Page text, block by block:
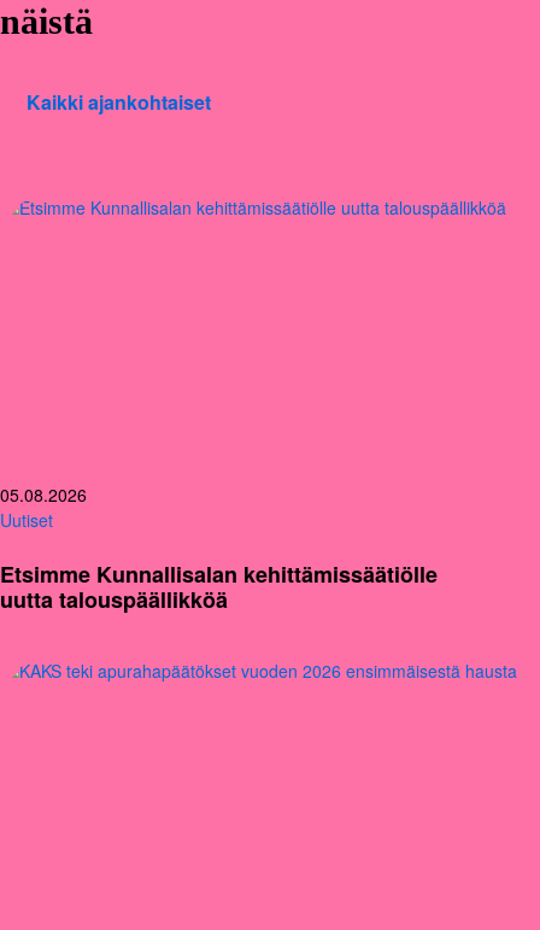
näistä
Kaikki ajankohtaiset
05.08.2026
Uutiset
Etsimme Kunnallisalan kehittämissäätiölle
uutta talouspäällikköä